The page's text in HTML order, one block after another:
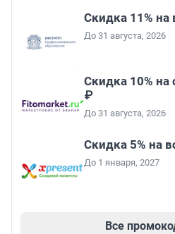
Скидка 11% на
До 31 августа, 2026
Скидка 10% на
₽
До 31 августа, 2026
Скидка 5% на
До 1 января, 2027
Все